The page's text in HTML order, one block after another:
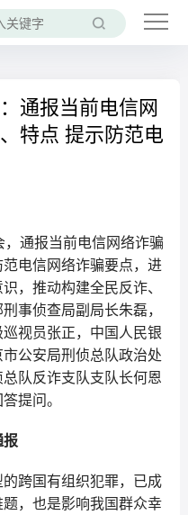
通报当前电信网
特点 提示防范电
通报当前电信网络诈骗
电信网络诈骗要点，进
，推动构建全民反诈、
事侦查局副局长朱磊，
视员张正，中国人民银
公安局刑侦总队政治处
队反诈支队支队长何恩
提问。
报
跨国有组织犯罪，已成
，也是影响我国群众幸